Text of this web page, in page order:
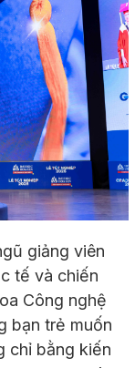
giảng viên
tế và chiến
Công nghệ
bạn trẻ muốn
chỉ bằng kiến